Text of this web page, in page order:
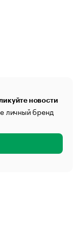
новости
личный бренд